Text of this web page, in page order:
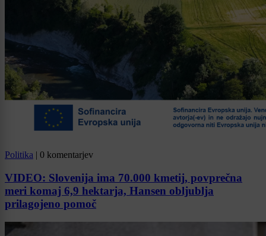
Politika | 0 komentarjev
VIDEO: Slovenija ima 70.000 kmetij, povprečna
meri komaj 6,9 hektarja, Hansen obljublja
prilagojeno pomoč